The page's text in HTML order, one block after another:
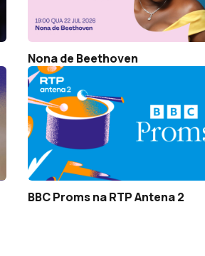
Nona de Beethoven
BBC Proms na RTP Antena 2